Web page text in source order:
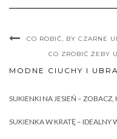
CO ROBIĆ, BY CZARNE
CO ZROBIĆ ŻEBY
MODNE CIUCHY I
SUKIENKI NA JESIEŃ – ZOBACZ,
SUKIENKA W KRATĘ – IDEALNY